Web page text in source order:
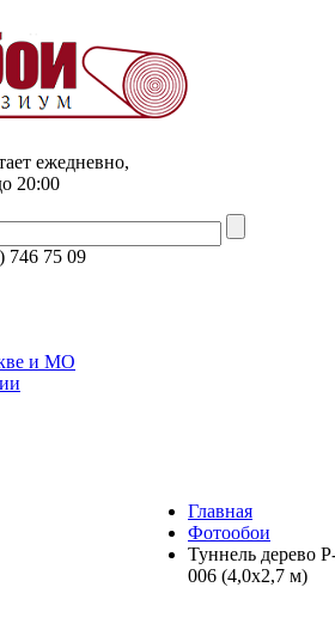
ежедневно,
20:00
) 746 75 09
и МО
Главная
Фотообои
Туннель дерево
006 (4,0х2,7 м)